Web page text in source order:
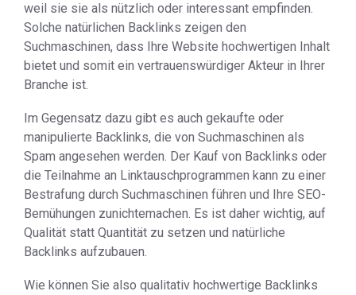
weil sie sie als nützlich oder interessant empfinden.
Solche natürlichen Backlinks zeigen den
Suchmaschinen, dass Ihre Website hochwertigen Inhalt
bietet und somit ein vertrauenswürdiger Akteur in Ihrer
Branche ist.
Im Gegensatz dazu gibt es auch gekaufte oder
manipulierte Backlinks, die von Suchmaschinen als
Spam angesehen werden. Der Kauf von Backlinks oder
die Teilnahme an Linktauschprogrammen kann zu einer
Bestrafung durch Suchmaschinen führen und Ihre SEO-
Bemühungen zunichtemachen. Es ist daher wichtig, auf
Qualität statt Quantität zu setzen und natürliche
Backlinks aufzubauen.
Wie können Sie also qualitativ hochwertige Backlinks